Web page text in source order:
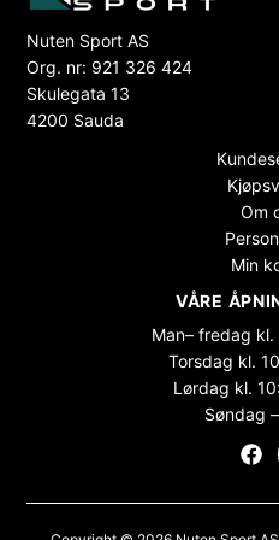
Nuten Sport AS
Org. nr: 921 326 424
Skulegata 13
4200 Sauda
Om
Min
VÅRE
Man– fredag
Torsdag kl.
Lørdag kl.
Søndag